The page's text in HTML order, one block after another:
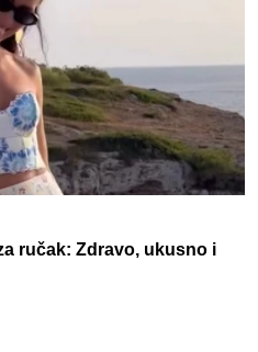
ručak: Zdravo, ukusno i